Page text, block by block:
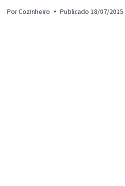
PorCozinheiro Publicado 18/07/2015